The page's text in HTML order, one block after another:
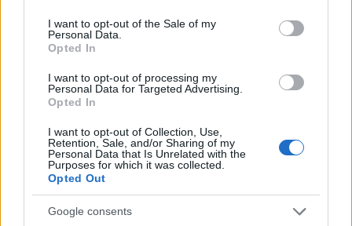
consent section.
I want to opt-out of the Sale of my
Personal Data.
Opted In
I want to opt-out of processing my
Personal Data for Targeted Advertising.
Opted In
I want to opt-out of Collection, Use,
Retention, Sale, and/or Sharing of my
Personal Data that Is Unrelated with the
Purposes for which it was collected.
Opted Out
Google consents
ampersand